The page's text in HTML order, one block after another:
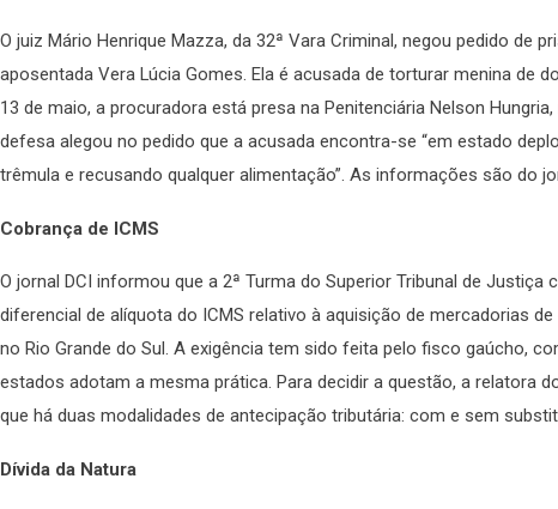
O juiz Mário Henrique Mazza, da 32ª Vara Criminal, negou pedido de
aposentada Vera Lúcia Gomes. Ela é acusada de torturar menina de
13 de maio, a procuradora está presa na Penitenciária Nelson
defesa alegou no pedido que a acusada encontra-se “em estado
trêmula e recusando qualquer alimentação”. As informações são do
Cobrança de ICMS
O jornal DCI informou que a 2ª Turma do Superior Tribunal de
diferencial de alíquota do ICMS relativo à aquisição de mercadorias
no Rio Grande do Sul. A exigência tem sido feita pelo fisco gaúcho,
estados adotam a mesma prática. Para decidir a questão, a relatora
que há duas modalidades de antecipação tributária: com e sem
Dívida da Natura